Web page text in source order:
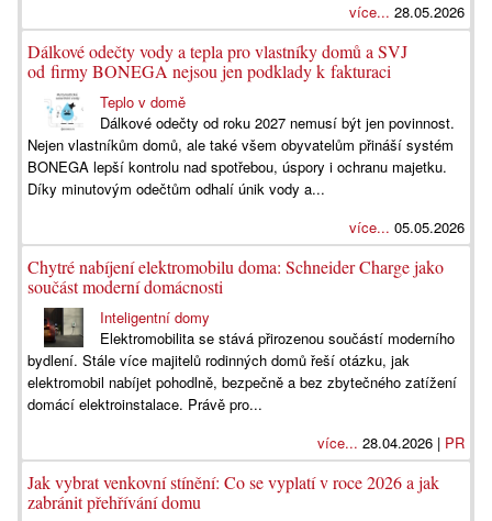
více... 28.05.2026
Dálkové odečty vody a tepla pro vlastníky domů a SVJ
od firmy BONEGA nejsou jen podklady k fakturaci
Teplo v domě
Dálkové odečty od roku 2027 nemusí být jen povinnost.
Nejen vlastníkům domů, ale také všem obyvatelům přináší systém
BONEGA lepší kontrolu nad spotřebou, úspory i ochranu majetku.
Díky minutovým odečtům odhalí únik vody a...
více... 05.05.2026
Chytré nabíjení elektromobilu doma: Schneider Charge jako
součást moderní domácnosti
Inteligentní domy
Elektromobilita se stává přirozenou součástí moderního
bydlení. Stále více majitelů rodinných domů řeší otázku, jak
elektromobil nabíjet pohodlně, bezpečně a bez zbytečného zatížení
domácí elektroinstalace. Právě pro...
více... 28.04.2026 | PR
Jak vybrat venkovní stínění: Co se vyplatí v roce 2026 a jak
zabránit přehřívání domu